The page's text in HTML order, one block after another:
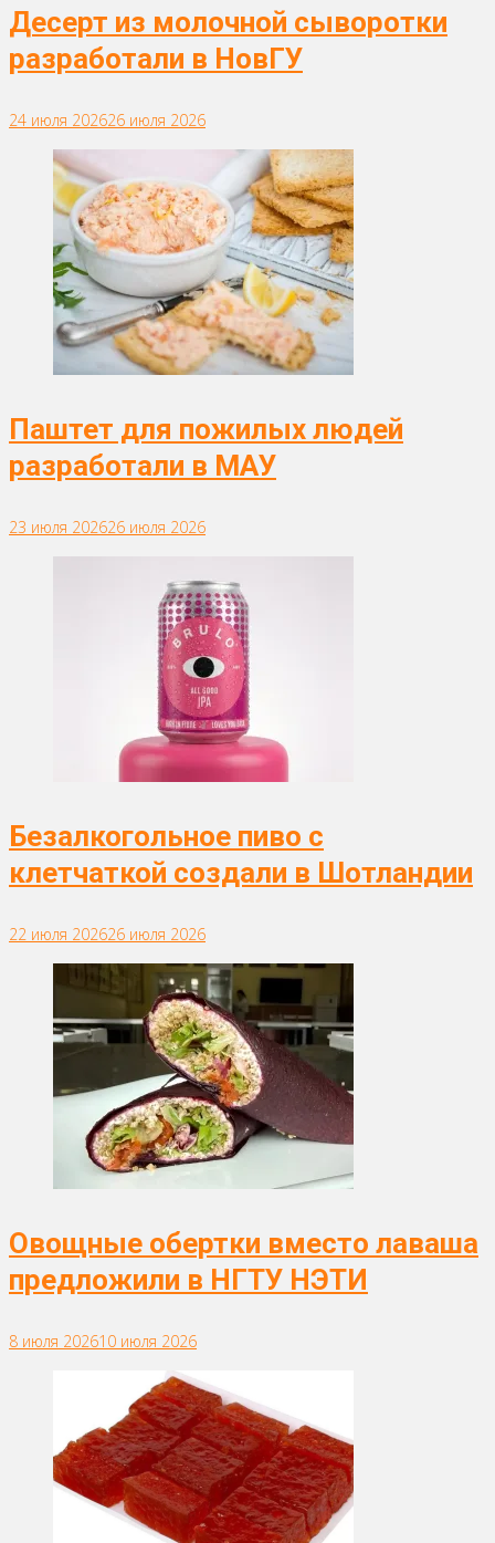
Десерт из молочной сыворотки
разработали в НовГУ
24 июля 202626 июля 2026
Паштет для пожилых людей
разработали в МАУ
23 июля 202626 июля 2026
Безалкогольное пиво с
клетчаткой создали в Шотландии
22 июля 202626 июля 2026
Овощные обертки вместо лаваша
предложили в НГТУ НЭТИ
8 июля 202610 июля 2026